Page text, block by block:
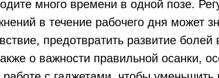
много времени в одной позе.
в течение рабочего дня может
предотвратить развитие
о важности правильной осанки,